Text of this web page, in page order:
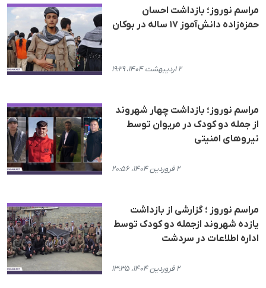
مراسم نوروز؛ بازداشت احسان
حمزه‌زاده دانش‌آموز ۱۷ ساله در بوکان
۲ اردیبهشت ۱۴۰۴، ۱۹:۲۹
مراسم نوروز؛ بازداشت چهار شهروند
از جمله دو کودک در مریوان توسط
نیروهای امنیتی
۲ فروردین ۱۴۰۴، ۲۰:۵۶
مراسم نوروز ؛ گزارشی از بازداشت
یازده شهروند ازجمله دو کودک توسط
اداره اطلاعات در سردشت
۲ فروردین ۱۴۰۴، ۱۳:۳۵